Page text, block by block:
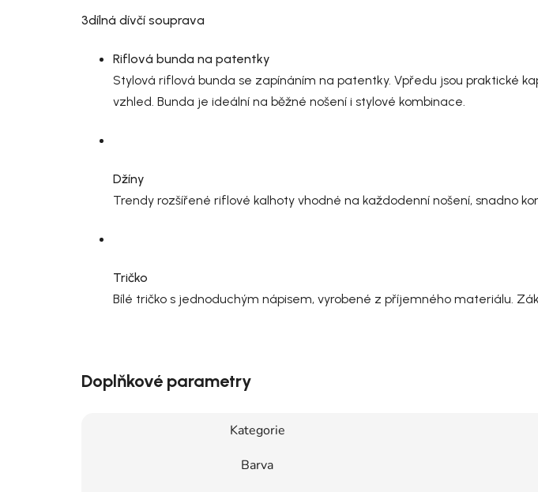
3dílná dívčí souprava
Riflová bunda na patentky
Stylová riflová bunda se zapínáním na patentky. Vpředu jsou praktické
vzhled. Bunda je ideální na běžné nošení i stylové kombinace.
Džíny
Trendy rozšířené riflové kalhoty vhodné na každodenní nošení, snadno
Tričko
Bílé tričko s jednoduchým nápisem, vyrobené z příjemného materiálu.
Doplňkové parametry
Kategorie
Barva